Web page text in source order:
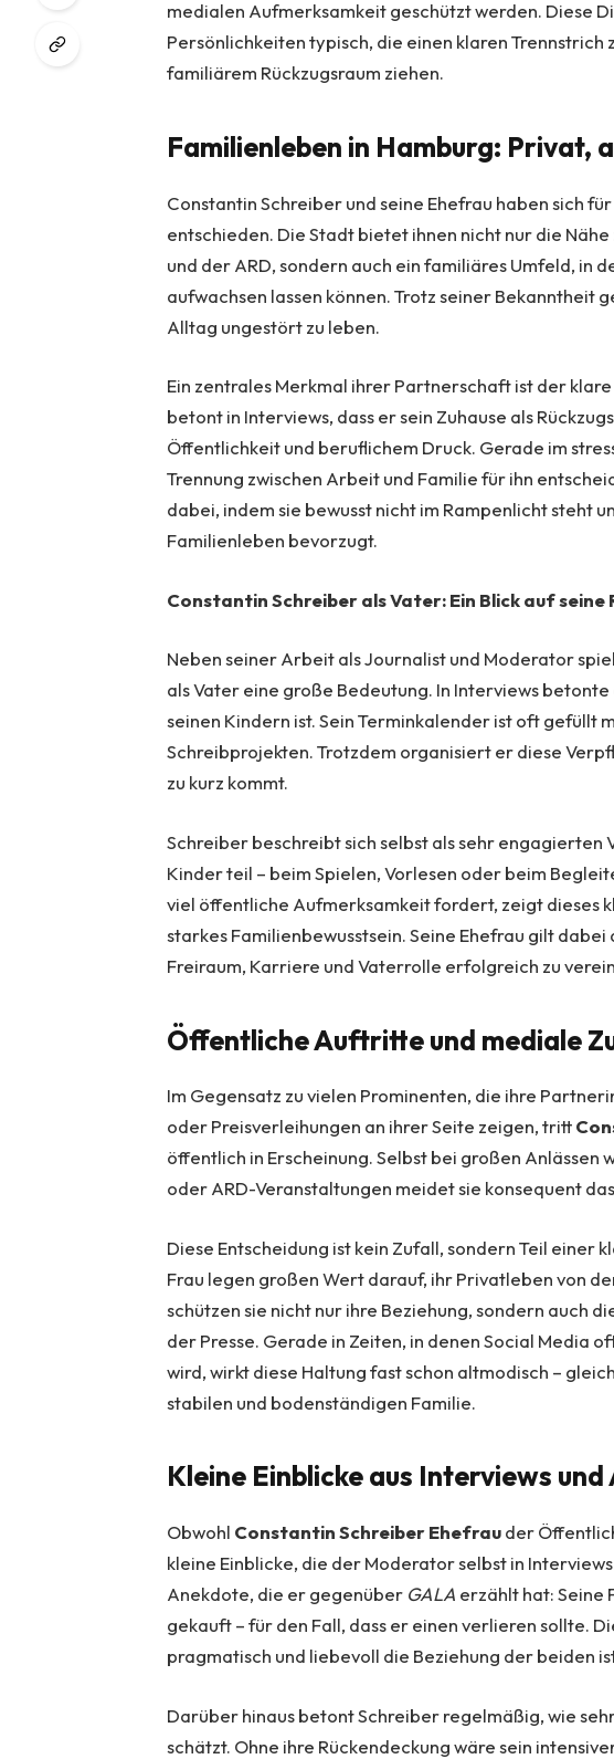
medialen Aufmerksamkeit geschützt werden. Diese
Persönlichkeiten typisch, die einen klaren Trennstrich
familiärem Rückzugsraum ziehen.
Familienleben in Hamburg: Privat,
Constantin Schreiber und seine Ehefrau haben sich
entschieden. Die Stadt bietet ihnen nicht nur die
und der ARD, sondern auch ein familiäres Umfeld, in
aufwachsen lassen können. Trotz seiner Bekanntheit
Alltag ungestört zu leben.
Ein zentrales Merkmal ihrer Partnerschaft ist der
betont in Interviews, dass er sein Zuhause als
Öffentlichkeit und beruflichem Druck. Gerade im
Trennung zwischen Arbeit und Familie für ihn
dabei, indem sie bewusst nicht im Rampenlicht steht
Familienleben bevorzugt.
Constantin Schreiber als Vater: Ein Blick auf seine
Neben seiner Arbeit als Journalist und Moderator
als Vater eine große Bedeutung. In Interviews
seinen Kindern ist. Sein Terminkalender ist oft gefüllt
Schreibprojekten. Trotzdem organisiert er diese
zu kurz kommt.
Schreiber beschreibt sich selbst als sehr engagierten
Kinder teil – beim Spielen, Vorlesen oder beim
viel öffentliche Aufmerksamkeit fordert, zeigt dieses
starkes Familienbewusstsein. Seine Ehefrau gilt dabei
Freiraum, Karriere und Vaterrolle erfolgreich zu
Öffentliche Auftritte und mediale
Im Gegensatz zu vielen Prominenten, die ihre
oder Preisverleihungen an ihrer Seite zeigen, tritt
öffentlich in Erscheinung. Selbst bei großen Anlässen
oder ARD-Veranstaltungen meidet sie konsequent
Diese Entscheidung ist kein Zufall, sondern Teil einer
Frau legen großen Wert darauf, ihr Privatleben von
schützen sie nicht nur ihre Beziehung, sondern auch
der Presse. Gerade in Zeiten, in denen Social Media
wird, wirkt diese Haltung fast schon altmodisch –
stabilen und bodenständigen Familie.
Kleine Einblicke aus Interviews
Obwohl Constantin Schreiber Ehefrauder
kleine Einblicke, die der Moderator selbst in
Anekdote, die er gegenüber GALA erzählt hat: Seine
gekauft – für den Fall, dass er einen verlieren sollte.
pragmatisch und liebevoll die Beziehung der beiden
Darüber hinaus betont Schreiber regelmäßig, wie
schätzt. Ohne ihre Rückendeckung wäre sein